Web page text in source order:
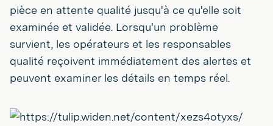
pièce en attente qualité jusqu'à ce qu'elle soit
examinée et validée. Lorsqu'un problème
survient, les opérateurs et les responsables
qualité reçoivent immédiatement des alertes et
peuvent examiner les détails en temps réel.